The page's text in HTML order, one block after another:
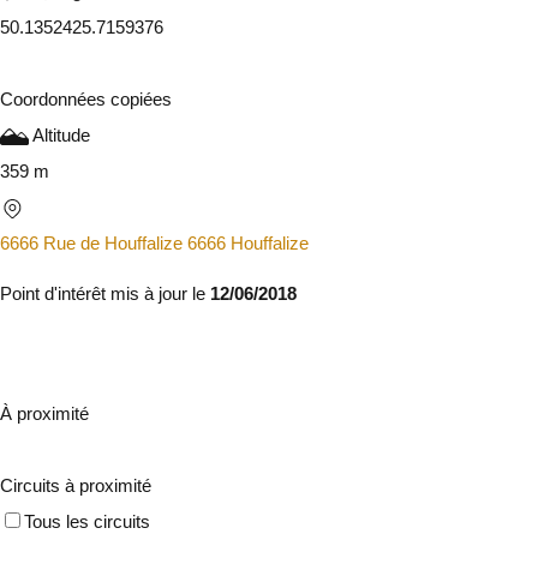
50.1352425.7159376
Coordonnées copiées
Altitude
359 m
6666 Rue de Houffalize 6666 Houffalize
Point d'intérêt mis à jour le 12/06/2018
À proximité
Circuits à proximité
Tous les circuits